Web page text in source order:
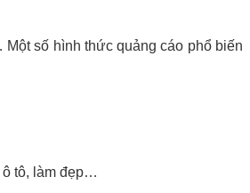
số hình thức quảng cáo phổ biến
ô tô, làm đẹp…